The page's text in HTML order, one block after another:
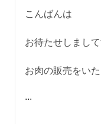
こんばんは
お待たせしまして
お肉の販売をいた
...